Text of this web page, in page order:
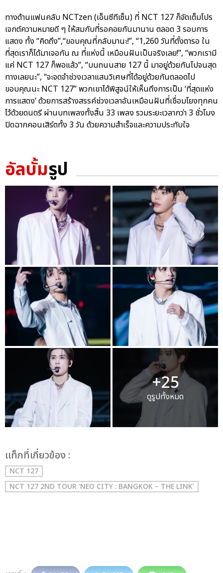
ทางด้านแฟนคลับ NCTzen (เอ็นซีทีเซ็น) ที่ NCT 127 ก็จัดเต็มโปร
เจกต์ความหมายดี ๆ ให้สมกับที่รอคอยกันมานาน ตลอด 3 รอบการ
แสดง ทั้ง “คิดถึง”,“ขอบคุณที่กลับมานะ!”, “1,260 วันที่ตั้งตารอ ใน
ที่สุดเราก็ได้มาเจอกัน ณ ที่แห่งนี้ เหมือนฝันเป็นจริงเลย!”, “พวกเรามี
แค่ NCT 127 ก็พอแล้ว”, “บนถนนสาย 127 นี้ มาอยู่ด้วยกันไปจนสุด
ทางเลยนะ”, “จะจดจำช่วงเวลาแสนวิเศษที่ได้อยู่ด้วยกันตลอดไป
ขอบคุณนะ NCT 127” พวกเขาได้พิสูจน์ให้เห็นถึงการเป็น ‘ที่สุดแห่ง
การแสดง’ ด้วยการสร้างสรรค์ช่วงเวลาอันเหมือนฝันที่เชื่อมโยงทุกคน
ไว้ด้วยดนตรี ผ่านบทเพลงทั้งสิ้น 33 เพลง รวมระยะเวลากว่า 3 ชั่วโมง
ปิดฉากคอนเสิร์ตทั้ง 3 วัน ด้วยความสำเร็จและความประทับใจ
อัลบั้มรูป
+25
ดูรูปทั้งหมด
เเท็กที่เกี่ยวข้อง :
NCT 127
NCT 127 2ND TOUR ‘NEO CITY : BANGKOK – THE LINK’